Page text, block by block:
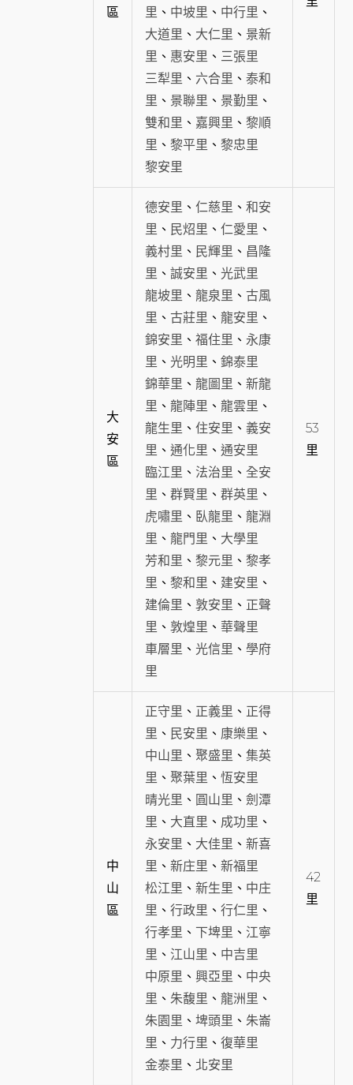
區 里 、 中坡里 、 中行里 、
大道里 、 大仁里 、 景新
里 、 惠安里 、 三張里
三犁里 、 六合里 、泰和
里 、 景聯里 、 景勤里 、
雙和里 、 嘉興里 、黎順
里 、黎平里 、黎忠里
黎安里
大
安
區
德安里 、仁慈里 、和安
里 、 民炤里 、仁愛里 、
義村里 、 民輝里 、 昌隆
里 、誠安里 、 光武里
龍坡里 、龍泉里 、古風
里 、古莊里 、龍安里 、
錦安里 、福住里 、 永康
里 、 光明里 、錦泰里
錦華里 、龍圖里 、新龍
里 、龍陣里 、龍雲里 、
龍生里 、住安里 、 義安
里 、通化里 、通安里
臨江里 、 法治里 、全安
里 、群賢里 、群英里 、
虎嘯里 、 臥龍里 、龍淵
里 、龍門里 、 大學里
芳和里 、黎元里 、黎孝
里 、黎和里 、 建安里 、
建倫里 、敦安里 、 正聲
里 、敦煌里 、華聲里
車層里 、 光信里 、學府
里
53
里
中
山
區
正守里 、 正義里 、 正得
里 、 民安里 、 康樂里 、
中山里 、聚盛里 、集英
里 、聚葉里 、恆安里
晴光里 、 圓山里 、劍潭
里 、 大直里 、 成功里 、
永安里 、 大佳里 、新喜
里 、新庄里 、新福里
松江里 、新生里 、 中庄
里 、行政里 、行仁里 、
行孝里 、 下埤里 、 江寧
里 、 江山里 、 中吉里
中原里 、興亞里 、 中央
里 、朱馥里 、龍洲里 、
朱園里 、埤頭里 、朱崙
里 、 力行里 、復華里
金泰里 、 北安里
42
里